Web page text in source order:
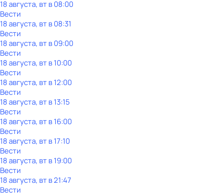
18 августа, вт в 08:00
Вести
18 августа, вт в 08:31
Вести
18 августа, вт в 09:00
Вести
18 августа, вт в 10:00
Вести
18 августа, вт в 12:00
Вести
18 августа, вт в 13:15
Вести
18 августа, вт в 16:00
Вести
18 августа, вт в 17:10
Вести
18 августа, вт в 19:00
Вести
18 августа, вт в 21:47
Вести